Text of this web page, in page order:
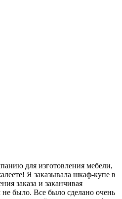
для изготовления мебели,
Я заказывала шкаф-купе в
заказа и заканчивая
было. Все было сделано очень